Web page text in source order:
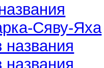
Сяву-Яха
названия
названия